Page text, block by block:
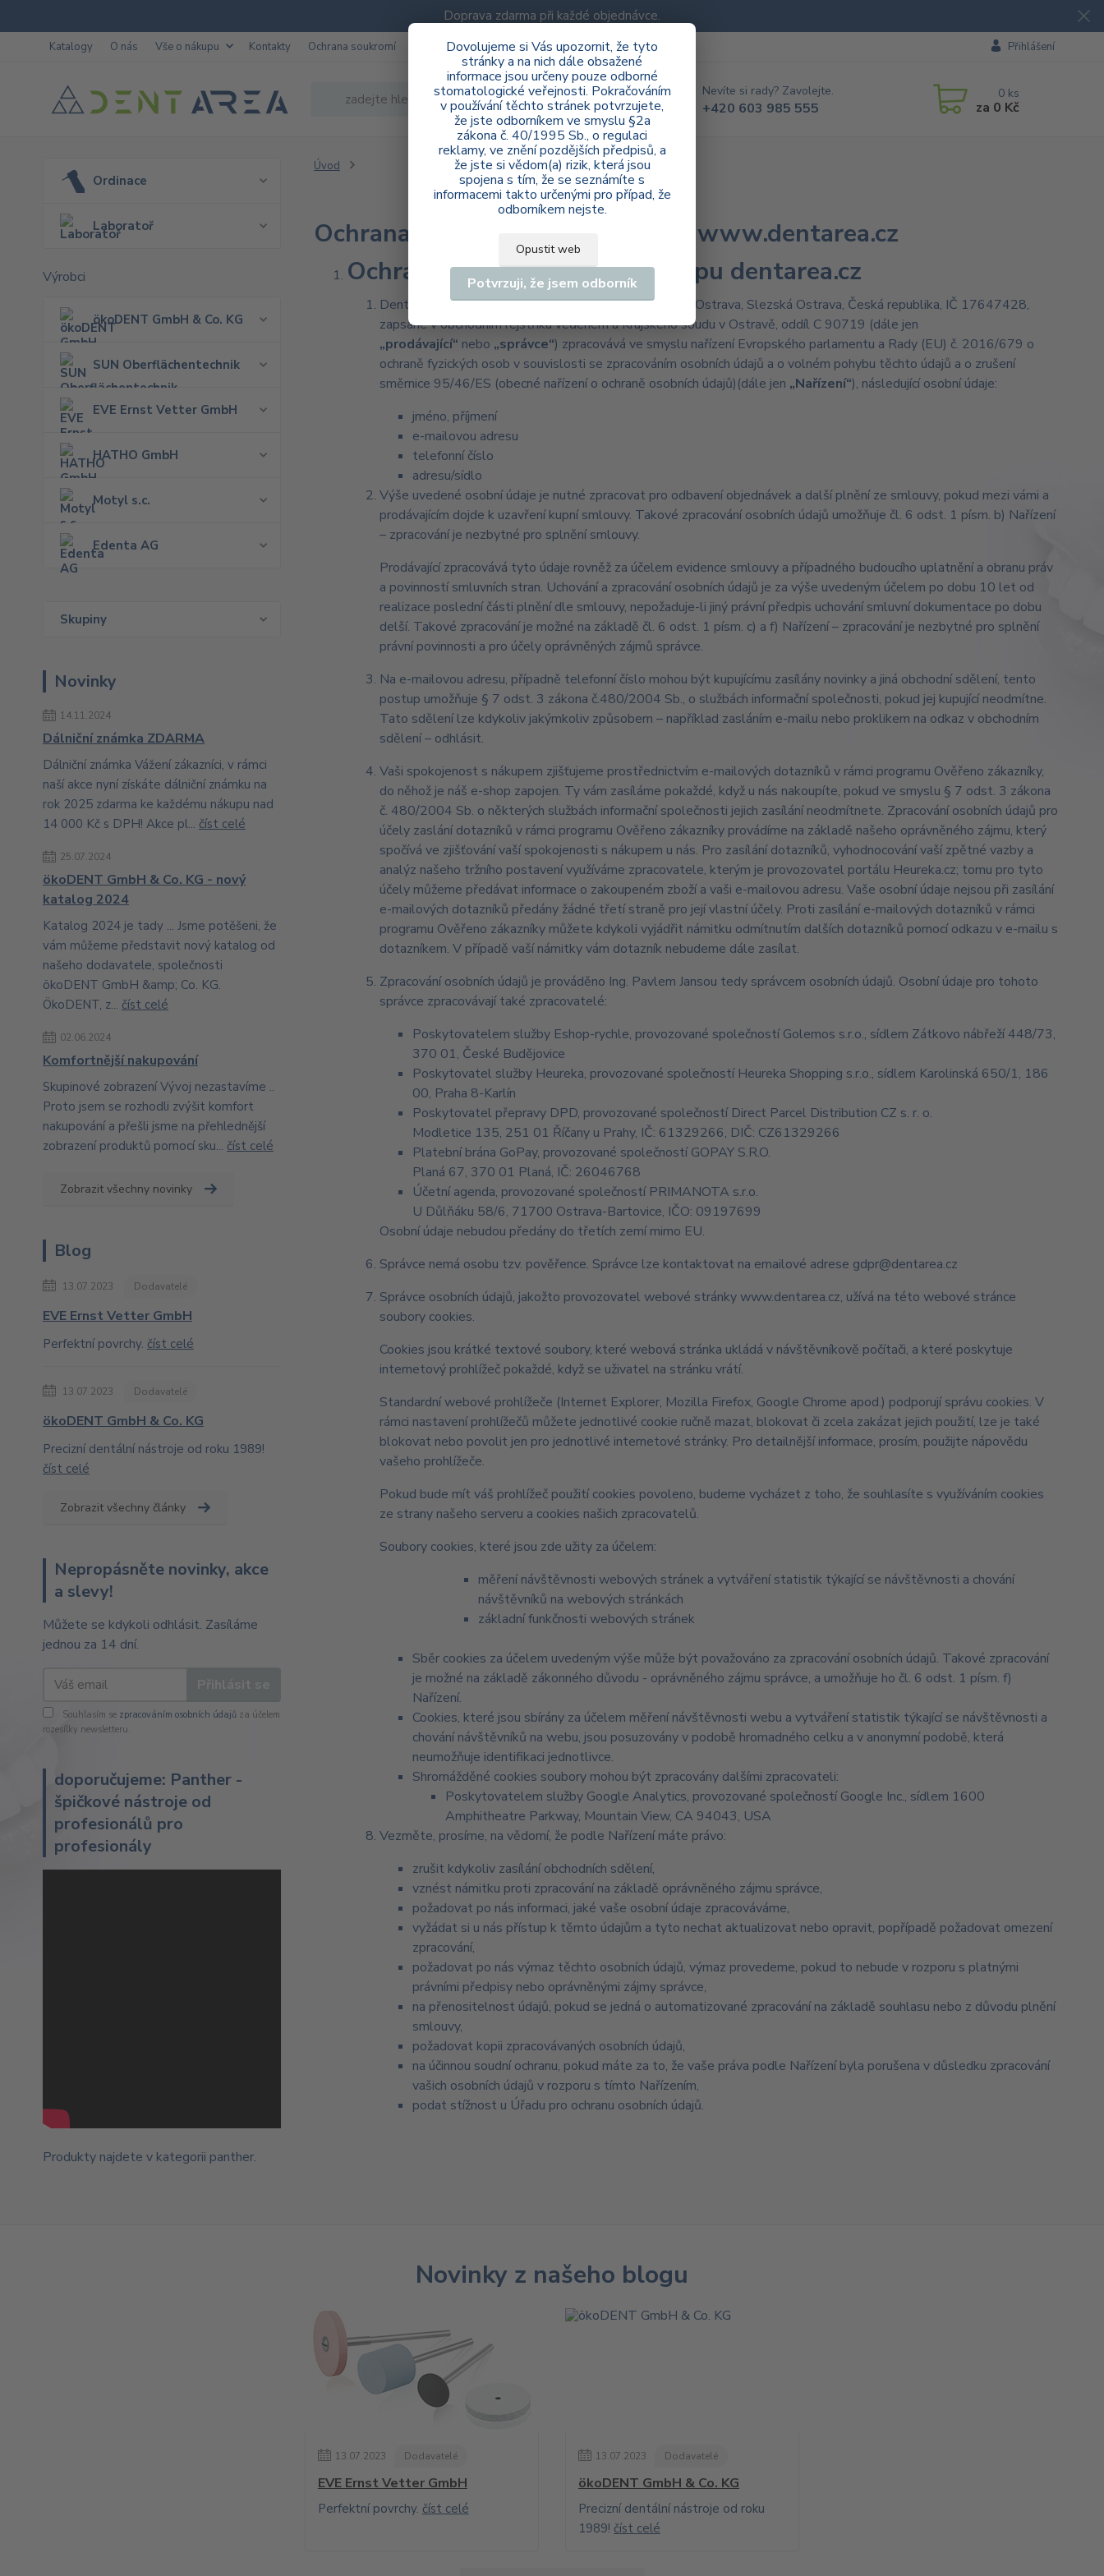
Doprava zdarma při každé objednávce.
Dovolujeme si Vás upozornit, že tyto
stránky a na nich dále obsažené
informace jsou určeny pouze odborné
stomatologické veřejnosti. Pokračováním
v používání těchto stránek potvrzujete,
že jste odborníkem ve smyslu §2a
zákona č. 40/1995 Sb., o regulaci
reklamy, ve znění pozdějších předpisů, a
že jste si vědom(a) rizik, která jsou
spojena s tím, že se seznámíte s
informacemi takto určenými pro případ, že
odborníkem nejste.
Opustit web
Potvrzuji, že jsem odborník
Katalogy O nás Vše o nákupu Kontakty Ochrana soukromí Přihlášení
Hledat Nevíte si rady? Zavolejte.
+420 603 985 555
0 ks
za 0 Kč
Ordinace
Laboratoř
Výrobci
ökoDENT GmbH & Co. KG
SUN Oberflächentechnik
EVE Ernst Vetter GmbH
HATHO GmbH
Motyl s.c.
Edenta AG
Skupiny
Novinky
14.11.2024
Dálniční známka ZDARMA
Dálniční známka Vážení zákazníci, v rámci
naší akce nyní získáte dálniční známku na
rok 2025 zdarma ke každému nákupu nad
14 000 Kč s DPH! Akce pl... číst celé
25.07.2024
ökoDENT GmbH & Co. KG - nový
katalog 2024
Katalog 2024 je tady ... Jsme potěšeni, že
vám můžeme představit nový katalog od
našeho dodavatele, společnosti
ökoDENT GmbH &amp; Co. KG.
ÖkoDENT, z... číst celé
02.06.2024
Komfortnější nakupování
Skupinové zobrazení Vývoj nezastavíme ..
Proto jsem se rozhodli zvýšit komfort
nakupování a přešli jsme na přehlednější
zobrazení produktů pomocí sku... číst celé
Zobrazit všechny novinky
Blog
13.07.2023 Dodavatelé
EVE Ernst Vetter GmbH
Perfektní povrchy. číst celé
13.07.2023 Dodavatelé
ökoDENT GmbH & Co. KG
Precizní dentální nástroje od roku 1989!
číst celé
Zobrazit všechny články
Nepropásněte novinky, akce
a slevy!
Můžete se kdykoli odhlásit. Zasíláme
jednou za 14 dní.
Souhlasím se zpracováním osobních údajů za účelem
rozesílky newsletteru.
doporučujeme: Panther -
špičkové nástroje od
profesionálů pro
profesionály
Produkty najdete v kategorii panther.
Úvod
Ochrana osobních údajů e-shopu www.dentarea.cz
Ochrana osobních údajů e-shopu dentarea.cz
DentArea s.r.o., se sídlem Zámostní 1155/27, 710 00 Ostrava, Slezská Ostrava, Česká republika, IČ 17647428,
zapsané v obchodním rejstříku vedeném u Krajského soudu v Ostravě, oddíl C 90719 (dále jen
„prodávající“ nebo „správce“) zpracovává ve smyslu nařízení Evropského parlamentu a Rady (EU) č. 2016/679 o
ochraně fyzických osob v souvislosti se zpracováním osobních údajů a o volném pohybu těchto údajů a o zrušení
směrnice 95/46/ES (obecné nařízení o ochraně osobních údajů)(dále jen „Nařízení“), následující osobní údaje:
jméno, příjmení
e-mailovou adresu
telefonní číslo
adresu/sídlo
Výše uvedené osobní údaje je nutné zpracovat pro odbavení objednávek a další plnění ze smlouvy, pokud mezi vámi a
prodávajícím dojde k uzavření kupní smlouvy. Takové zpracování osobních údajů umožňuje čl. 6 odst. 1 písm. b) Nařízení
– zpracování je nezbytné pro splnění smlouvy.
Prodávající zpracovává tyto údaje rovněž za účelem evidence smlouvy a případného budoucího uplatnění a obranu práv
a povinností smluvních stran. Uchování a zpracování osobních údajů je za výše uvedeným účelem po dobu 10 let od
realizace poslední části plnění dle smlouvy, nepožaduje-li jiný právní předpis uchování smluvní dokumentace po dobu
delší. Takové zpracování je možné na základě čl. 6 odst. 1 písm. c) a f) Nařízení – zpracování je nezbytné pro splnění
právní povinnosti a pro účely oprávněných zájmů správce.
Na e-mailovou adresu, případně telefonní číslo mohou být kupujícímu zasílány novinky a jiná obchodní sdělení, tento
postup umožňuje § 7 odst. 3 zákona č.480/2004 Sb., o službách informační společnosti, pokud jej kupující neodmítne.
Tato sdělení lze kdykoliv jakýmkoliv způsobem – například zasláním e-mailu nebo proklikem na odkaz v obchodním
sdělení – odhlásit.
Vaši spokojenost s nákupem zjišťujeme prostřednictvím e-mailových dotazníků v rámci programu Ověřeno zákazníky,
do něhož je náš e-shop zapojen. Ty vám zasíláme pokaždé, když u nás nakoupíte, pokud ve smyslu § 7 odst. 3 zákona
č. 480/2004 Sb. o některých službách informační společnosti jejich zasílání neodmítnete. Zpracování osobních údajů pro
účely zaslání dotazníků v rámci programu Ověřeno zákazníky provádíme na základě našeho oprávněného zájmu, který
spočívá ve zjišťování vaší spokojenosti s nákupem u nás. Pro zasílání dotazníků, vyhodnocování vaší zpětné vazby a
analýz našeho tržního postavení využíváme zpracovatele, kterým je provozovatel portálu Heureka.cz; tomu pro tyto
účely můžeme předávat informace o zakoupeném zboží a vaši e-mailovou adresu. Vaše osobní údaje nejsou při zasílání
e-mailových dotazníků předány žádné třetí straně pro její vlastní účely. Proti zasílání e-mailových dotazníků v rámci
programu Ověřeno zákazníky můžete kdykoli vyjádřit námitku odmítnutím dalších dotazníků pomocí odkazu v e-mailu s
dotazníkem. V případě vaší námitky vám dotazník nebudeme dále zasílat.
Zpracování osobních údajů je prováděno Ing. Pavlem Jansou tedy správcem osobních údajů. Osobní údaje pro tohoto
správce zpracovávají také zpracovatelé:
Poskytovatelem služby Eshop-rychle, provozované společností Golemos s.r.o., sídlem Zátkovo nábřeží 448/73,
370 01, České Budějovice
Poskytovatel služby Heureka, provozované společností Heureka Shopping s.r.o., sídlem Karolinská 650/1, 186
00, Praha 8-Karlín
Poskytovatel přepravy DPD, provozované společností Direct Parcel Distribution CZ s. r. o.
Modletice 135, 251 01 Říčany u Prahy, IČ: 61329266, DIČ: CZ61329266
Platební brána GoPay, provozované společností GOPAY S.R.O.
Planá 67, 370 01 Planá, IČ: 26046768
Účetní agenda, provozované společností PRIMANOTA s.r.o.
U Důlňáku 58/6, 71700 Ostrava-Bartovice, IČO: 09197699
Osobní údaje nebudou předány do třetích zemí mimo EU.
Správce nemá osobu tzv. pověřence. Správce lze kontaktovat na emailové adrese gdpr@dentarea.cz
Správce osobních údajů, jakožto provozovatel webové stránky www.dentarea.cz, užívá na této webové stránce
soubory cookies.
Cookies jsou krátké textové soubory, které webová stránka ukládá v návštěvníkově počítači, a které poskytuje
internetový prohlížeč pokaždé, když se uživatel na stránku vrátí.
Standardní webové prohlížeče (Internet Explorer, Mozilla Firefox, Google Chrome apod.) podporují správu cookies. V
rámci nastavení prohlížečů můžete jednotlivé cookie ručně mazat, blokovat či zcela zakázat jejich použití, lze je také
blokovat nebo povolit jen pro jednotlivé internetové stránky. Pro detailnější informace, prosím, použijte nápovědu
vašeho prohlížeče.
Pokud bude mít váš prohlížeč použití cookies povoleno, budeme vycházet z toho, že souhlasíte s využíváním cookies
ze strany našeho serveru a cookies našich zpracovatelů.
Soubory cookies, které jsou zde užity za účelem:
měření návštěvnosti webových stránek a vytváření statistik týkající se návštěvnosti a chování
návštěvníků na webových stránkách
základní funkčnosti webových stránek
Sběr cookies za účelem uvedeným výše může být považováno za zpracování osobních údajů. Takové zpracování
je možné na základě zákonného důvodu - oprávněného zájmu správce, a umožňuje ho čl. 6 odst. 1 písm. f)
Nařízení.
Cookies, které jsou sbírány za účelem měření návštěvnosti webu a vytváření statistik týkající se návštěvnosti a
chování návštěvníků na webu, jsou posuzovány v podobě hromadného celku a v anonymní podobě, která
neumožňuje identifikaci jednotlivce.
Shromážděné cookies soubory mohou být zpracovány dalšími zpracovateli:
Poskytovatelem služby Google Analytics, provozované společností Google Inc., sídlem 1600
Amphitheatre Parkway, Mountain View, CA 94043, USA
Vezměte, prosíme, na vědomí, že podle Nařízení máte právo:
zrušit kdykoliv zasílání obchodních sdělení,
vznést námitku proti zpracování na základě oprávněného zájmu správce,
požadovat po nás informaci, jaké vaše osobní údaje zpracováváme,
vyžádat si u nás přístup k těmto údajům a tyto nechat aktualizovat nebo opravit, popřípadě požadovat omezení
zpracování,
požadovat po nás výmaz těchto osobních údajů, výmaz provedeme, pokud to nebude v rozporu s platnými
právními předpisy nebo oprávněnými zájmy správce,
na přenositelnost údajů, pokud se jedná o automatizované zpracování na základě souhlasu nebo z důvodu plnění
smlouvy,
požadovat kopii zpracovávaných osobních údajů,
na účinnou soudní ochranu, pokud máte za to, že vaše práva podle Nařízení byla porušena v důsledku zpracování
vašich osobních údajů v rozporu s tímto Nařízením,
podat stížnost u Úřadu pro ochranu osobních údajů.
Novinky z našeho blogu
13.07.2023 Dodavatelé
EVE Ernst Vetter GmbH
Perfektní povrchy. číst celé
13.07.2023 Dodavatelé
ökoDENT GmbH & Co. KG
Precizní dentální nástroje od roku
1989! číst celé